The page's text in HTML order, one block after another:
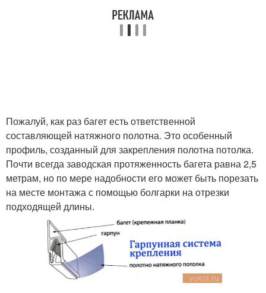
Пожалуй, как раз багет есть ответственной
составляющей натяжного полотна. Это особенный
профиль, созданный для закрепления полотна потолка.
Почти всегда заводская протяженность багета равна 2,5
метрам, но по мере надобности его может быть порезать
на месте монтажа с помощью болгарки на отрезки
подходящей длины.